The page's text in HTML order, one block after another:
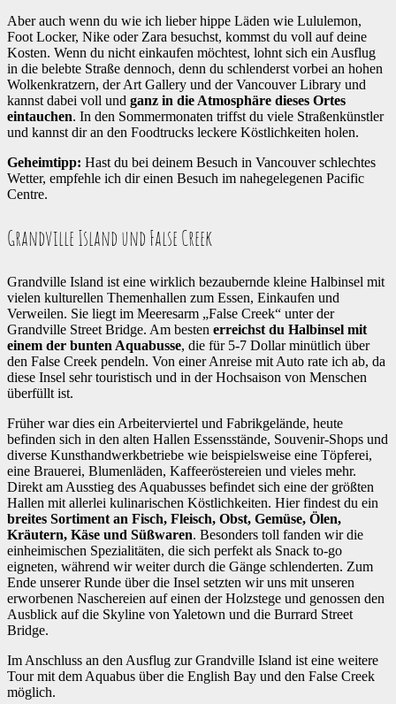
Aber auch wenn du wie ich lieber hippe Läden wie Lululemon,
Foot Locker, Nike oder Zara besuchst, kommst du voll auf deine
Kosten. Wenn du nicht einkaufen möchtest, lohnt sich ein Ausflug
in die belebte Straße dennoch, denn du schlenderst vorbei an hohen
Wolkenkratzern, der Art Gallery und der Vancouver Library und
kannst dabei voll und ganz in die Atmosphäre dieses Ortes
eintauchen. In den Sommermonaten triffst du viele Straßenkünstler
und kannst dir an den Foodtrucks leckere Köstlichkeiten holen.
Geheimtipp: Hast du bei deinem Besuch in Vancouver schlechtes
Wetter, empfehle ich dir einen Besuch im nahegelegenen Pacific
Centre.
Grandville Island und False Creek
Grandville Island ist eine wirklich bezaubernde kleine Halbinsel mit
vielen kulturellen Themenhallen zum Essen, Einkaufen und
Verweilen. Sie liegt im Meeresarm „False Creek“ unter der
Grandville Street Bridge. Am besten erreichst du Halbinsel mit
einem der bunten Aquabusse, die für 5-7 Dollar minütlich über
den False Creek pendeln. Von einer Anreise mit Auto rate ich ab, da
diese Insel sehr touristisch und in der Hochsaison von Menschen
überfüllt ist.
Früher war dies ein Arbeiterviertel und Fabrikgelände, heute
befinden sich in den alten Hallen Essensstände, Souvenir-Shops und
diverse Kunsthandwerkbetriebe wie beispielsweise eine Töpferei,
eine Brauerei, Blumenläden, Kaffeeröstereien und vieles mehr.
Direkt am Ausstieg des Aquabusses befindet sich eine der größten
Hallen mit allerlei kulinarischen Köstlichkeiten. Hier findest du ein
breites Sortiment an Fisch, Fleisch, Obst, Gemüse, Ölen,
Kräutern, Käse und Süßwaren. Besonders toll fanden wir die
einheimischen Spezialitäten, die sich perfekt als Snack to-go
eigneten, während wir weiter durch die Gänge schlenderten. Zum
Ende unserer Runde über die Insel setzten wir uns mit unseren
erworbenen Naschereien auf einen der Holzstege und genossen den
Ausblick auf die Skyline von Yaletown und die Burrard Street
Bridge.
Im Anschluss an den Ausflug zur Grandville Island ist eine weitere
Tour mit dem Aquabus über die English Bay und den False Creek
möglich.